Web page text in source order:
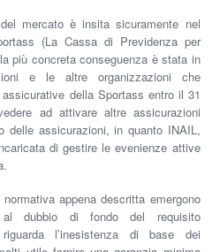
mercato è insita sicuramente nel
(La Cassa di Previdenza per
più concreta conseguenza è stata in
e le altre organizzazioni che
della Sportass entro il 31
ad attivare altre assicurazioni
delle assicurazioni, in quanto INAIL,
di gestire le evenienze attive
appena descritta emergono
dubbio di fondo del requisito
l’inesistenza di base dei